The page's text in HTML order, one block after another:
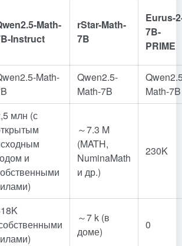
Math-
Instruct
rStar-Math-
7B
Eurus-
7B-
PRIME
Math-
Qwen2.5-
Math-7B
Math-7B
млн (с
и
～7.3 M
(MATH,
NuminaMath
и др.)
230K
～7 k (в
доме)
0